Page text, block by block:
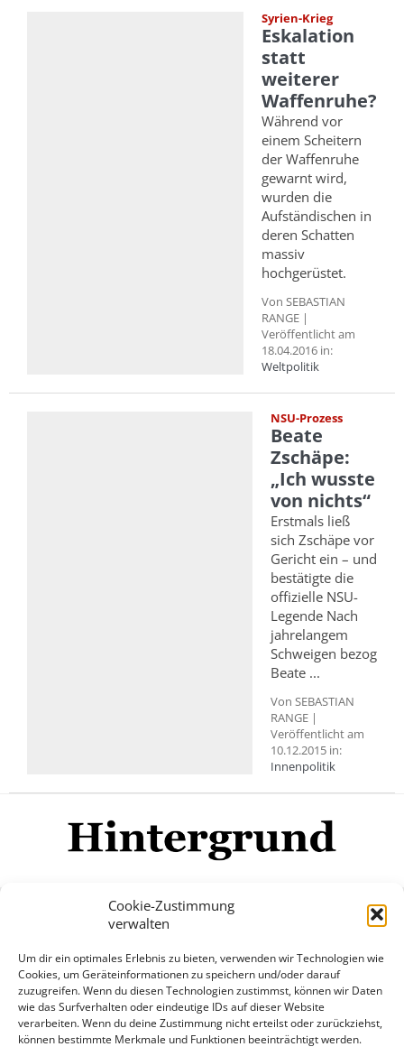
Cookie-Zustimmung
verwalten
Um dir ein optimales Erlebnis zu bieten, verwenden wir Technologien wie
Cookies, um Geräteinformationen zu speichern und/oder darauf
zuzugreifen. Wenn du diesen Technologien zustimmst, können wir Daten
wie das Surfverhalten oder eindeutige IDs auf dieser Website
verarbeiten. Wenn du deine Zustimmung nicht erteilst oder zurückziehst,
können bestimmte Merkmale und Funktionen beeinträchtigt werden.
Syrien-Krieg
Eskalation
statt
weiterer
Waffenruhe?
Während vor
einem Scheitern
der Waffenruhe
gewarnt wird,
wurden die
Aufständischen in
deren Schatten
massiv
hochgerüstet.
Von SEBASTIAN
RANGE |
Veröffentlicht am
18.04.2016 in:
Weltpolitik
NSU-Prozess
Beate
Zschäpe:
„Ich wusste
von nichts“
Erstmals ließ
sich Zschäpe vor
Gericht ein – und
bestätigte die
offizielle NSU-
Legende Nach
jahrelangem
Schweigen bezog
Beate ...
Von SEBASTIAN
RANGE |
Veröffentlicht am
10.12.2015 in:
Innenpolitik
Mehr
© Copyright Hintergrund.de, 2015 - 2026